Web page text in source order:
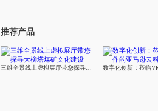
推荐产品